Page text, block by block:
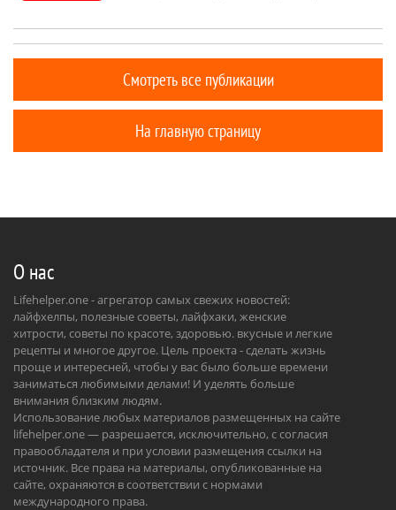
Смотреть все публикации
На главную страницу
О нас
Lifehelper.one - агрегатор самых свежих новостей:
лайфхелпы, полезные советы, лайфхаки, женские
хитрости, советы по красоте, здоровью. вкусные и легкие
рецепты и многое другое. Цель проекта - сделать жизнь
проще и интересней, чтобы у вас было больше времени
заниматься любимыми делами! И уделять больше
внимания близким людям.
Использование любых материалов размещенных на сайте
lifehelper.one — разрешается, исключительно, с согласия
правообладателя и при условии размещения ссылки на
источник. Все права на материалы, опубликованные на
сайте, охраняются в соответствии с нормами
международного права.